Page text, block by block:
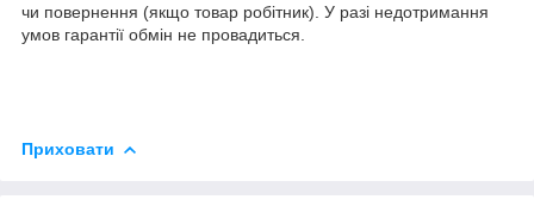
чи повернення (якщо товар робітник). У разі недотримання
умов гарантії обмін не провадиться.
Приховати